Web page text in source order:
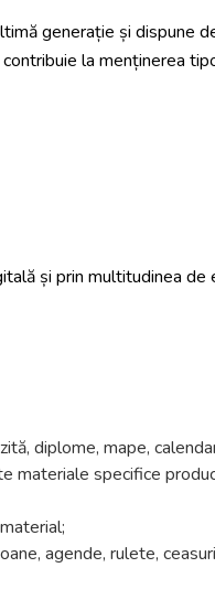
generație și dispune
contribuie la menținerea
și prin multitudinea de
diplome, mape,
materiale specifice
agende, rulete,